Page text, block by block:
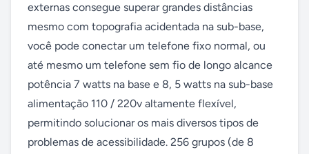
externas consegue superar grandes distâncias
mesmo com topografia acidentada na sub-base,
você pode conectar um telefone fixo normal, ou
até mesmo um telefone sem fio de longo alcance
potência 7 watts na base e 8, 5 watts na sub-base
alimentação 110 / 220v altamente flexível,
permitindo solucionar os mais diversos tipos de
problemas de acessibilidade. 256 grupos (de 8